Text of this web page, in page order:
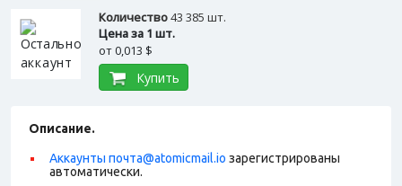
Количество43 385 шт.
Цена за 1 шт.
от0,013 $
Купить
Описание.
Аккаунты почта@atomicmail.io зарегистрированы
автоматически.